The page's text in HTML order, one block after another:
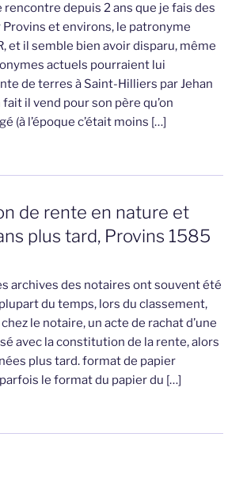
depuis 2 ans que je fais des
et environs, le patronyme
et il semble bien avoir disparu, même
actuels pourraient lui
de terres à Saint-Hilliers par Jehan
il vend pour son père qu’on
(à l’époque c’était moins […]
de rente en nature et
plus tard, Provins 1585
archives des notaires ont souvent été
du temps, lors du classement,
le notaire, un acte de rachat d’une
avec la constitution de la rente, alors
plus tard. format de papier
le format du papier du […]